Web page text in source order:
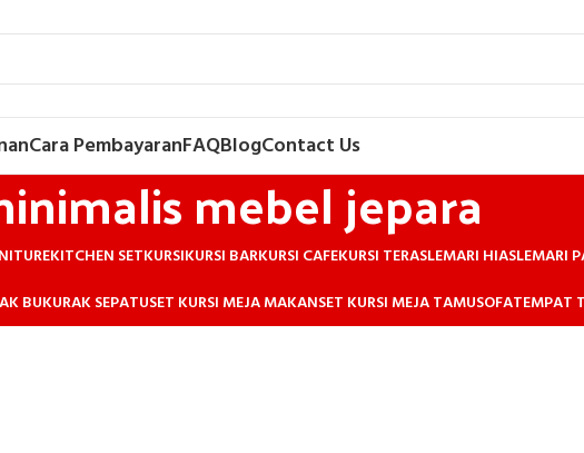
Cara PembayaranFAQBlogContact Us
mebel jepara
KITCHEN SETKURSIKURSI BARKURSI CAFEKURSI TERASLEMARI HIASLEMARI
BUKURAK SEPATUSET KURSI MEJA MAKANSET KURSI MEJA TAMUSOFATEMPAT